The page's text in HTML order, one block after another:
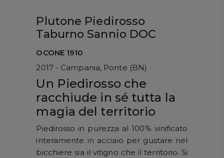
Plutone Piedirosso
Taburno Sannio DOC
OCONE 1910
2017 - Campania, Ponte (BN)
Un Piedirosso che
racchiude in sé tutta la
magia del territorio
Piedirosso in purezza al 100% vinificato
interamente in acciaio per gustare nel
bicchiere sia il vitigno che il territorio. Si